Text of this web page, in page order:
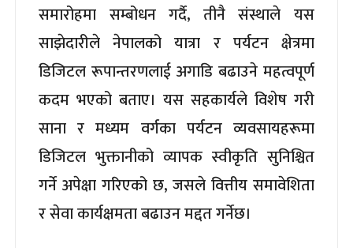
समारोहमा सम्बोधन गर्दै, तीनै संस्थाले यस
साझेदारीले नेपालको यात्रा र पर्यटन क्षेत्रमा
डिजिटल रूपान्तरणलाई अगाडि बढाउने महत्वपूर्ण
कदम भएको बताए। यस सहकार्यले विशेष गरी
साना र मध्यम वर्गका पर्यटन व्यवसायहरूमा
डिजिटल भुक्तानीको व्यापक स्वीकृति सुनिश्चित
गर्ने अपेक्षा गरिएको छ, जसले वित्तीय समावेशिता
र सेवा कार्यक्षमता बढाउन मद्दत गर्नेछ।